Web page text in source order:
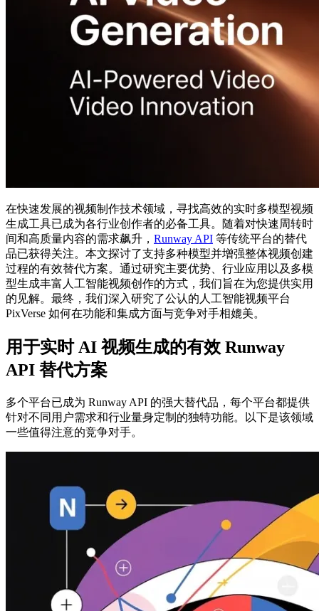
在快速发展的视频制作技术领域，寻找高效的实时多模型视频
生成工具已成为各行业创作者的必备工具。随着对快速周转时
间和高质量内容的需求飙升， Runway API 等传统平台的替代
品已获得关注。本文探讨了支持多种模型并增强整体视频创建
过程的有效替代方案。通过研究主要优势、行业应用以及多模
型生成丰富人工智能视频创作的方式，我们旨在为您提供实用
的见解。最终，我们深入研究了公认的人工智能视频平台
PixVerse 如何在功能和集成方面与竞争对手相媲美。
用于实时 AI 视频生成的有效 Runway
API 替代方案
多个平台已成为 Runway API 的强大替代品，每个平台都提供
针对不同用户需求和行业量身定制的独特功能。以下是该领域
一些值得注意的竞争对手。